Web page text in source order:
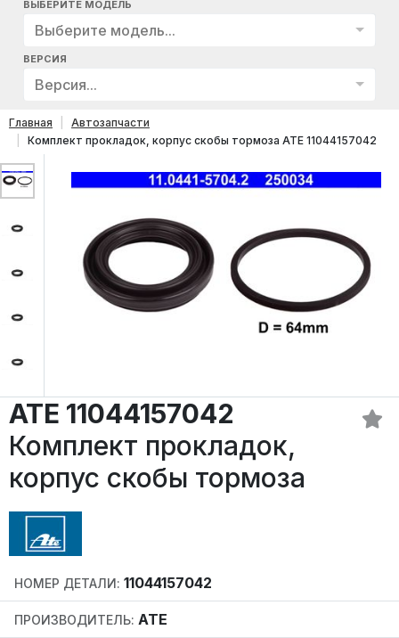
ВЫБЕРИТЕ МОДЕЛЬ
Выберите модель...
ВЕРСИЯ
Версия...
Главная
Автозапчасти
Комплект прокладок, корпус скобы тормоза ATE 11044157042
ATE 11044157042
Комплект прокладок,
корпус скобы тормоза
НОМЕР ДЕТАЛИ: 11044157042
ПРОИЗВОДИТЕЛЬ: ATE